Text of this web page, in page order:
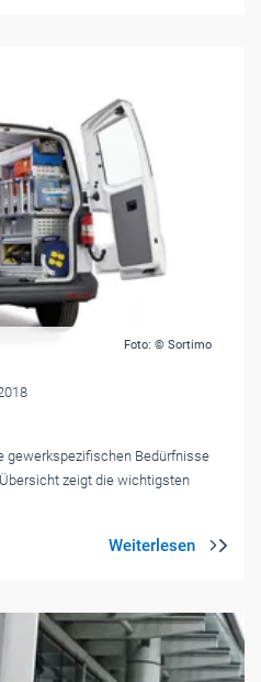
Foto: © Sortimo
gewerkspezifischen Bedürfnisse
zeigt die wichtigsten